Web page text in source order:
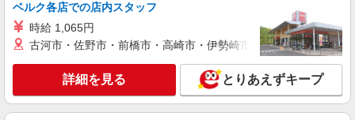
【softbank】
時給1400円〜1450円（経験・能力による） ※
残業代支給 ★交通費別途支給（規定あり） ゜
+゜・。○。・゜+゜・。○。・゜+゜ 入社祝い金10
万円支給(規定有) お友達を紹介頂くと, インセンテ
ィブ支給(規定有) ★月2回払い・週払い可能（規程
有）★ ゜・。○。・゜+゜・。○。・゜+゜
山口県山陽小野田市の家電量販店
キープ 詳細を見る
ベルク各店での店内スタッフ
時給 1,065円
古河市・佐野市・前橋市・高崎市・伊勢崎市・太田市・館林市
詳細を見る とりあえずキープ